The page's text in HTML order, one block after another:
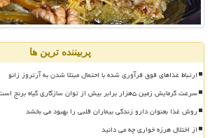
پربیننده ترین ها
ارتباط غذاهای فوق فرآوری شده با احتمال مبتلا شدن به آرتروز زانو
سرعت گرمایش زمین ۵هزار برابر بیش از توان سازگاری گیاه برنج است
روش غذا بعنوان دارو زندگی بیماران قلبی را بهبود می بخشد
از اختلال هرزه خواری چه می دانید